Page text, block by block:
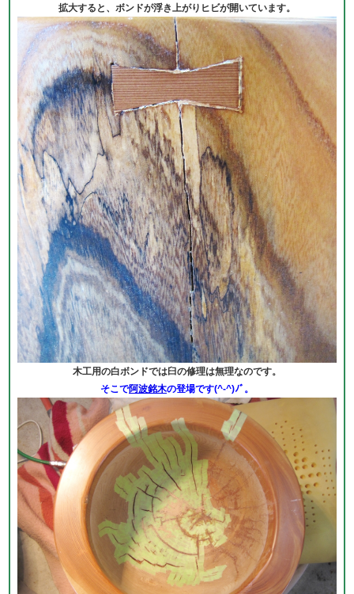
拡大すると、ボンドが浮き上がりヒビが開いています。
木工用の白ボンドでは臼の修理は無理なのです。
そこで阿波銘木の登場です(^-^)ﾉﾞ。